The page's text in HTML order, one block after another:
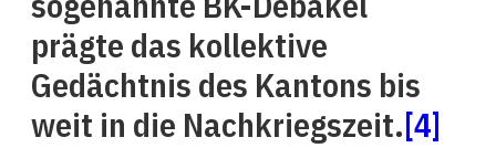
prägte das kollektive
Gedächtnis des Kantons bis
weit in die Nachkriegszeit.[4]